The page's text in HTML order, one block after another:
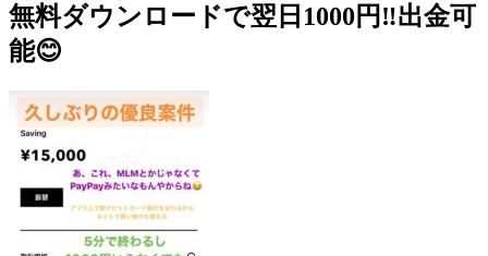
無料ダウンロードで翌日1000円‼️出金可
能😊